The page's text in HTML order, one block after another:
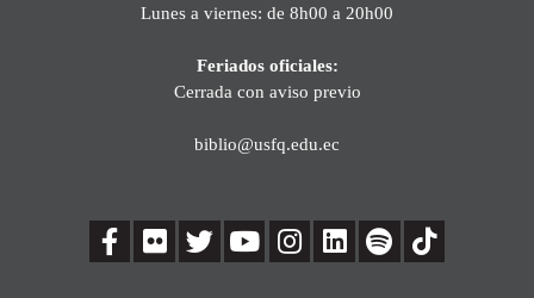
Lunes a viernes: de 8h00 a 20h00
Feriados oficiales:
Cerrada con aviso previo
biblio@usfq.edu.ec